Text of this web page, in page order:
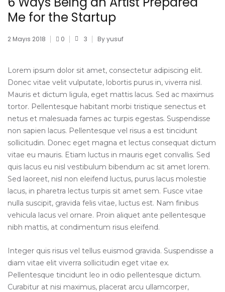
Me for the Startup
2 Mayıs 2018 0 3 By yusuf
Lorem ipsum dolor sit amet, consectetur adipiscing elit.
Donec vitae velit vulputate, lobortis purus in, viverra nisl.
Mauris et dictum ligula, eget mattis lacus. Sed ac maximus
tortor. Pellentesque habitant morbi tristique senectus et
netus et malesuada fames ac turpis egestas. Suspendisse
non sapien lacus. Pellentesque vel risus a est tincidunt
sollicitudin. Donec eget magna et lectus consequat dictum
vitae eu mauris. Etiam luctus in mauris eget convallis. Sed
quis lacus eu nisl vestibulum bibendum ac sit amet lorem.
Sed laoreet, nisl non eleifend luctus, purus lacus molestie
lacus, in pharetra lectus turpis sit amet sem. Fusce vitae
nulla suscipit, gravida felis vitae, luctus est. Nam finibus
vehicula lacus vel ornare. Proin aliquet ante pellentesque
nibh mattis, at condimentum risus eleifend.
Integer quis risus vel tellus euismod gravida. Suspendisse a
diam vitae elit viverra sollicitudin eget vitae ex.
Pellentesque tincidunt leo in odio pellentesque dictum.
Curabitur at nisi maximus, placerat arcu ullamcorper,